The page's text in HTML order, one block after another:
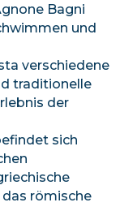
Bagni
und
verschiedene
traditionelle
der
sich
das römische